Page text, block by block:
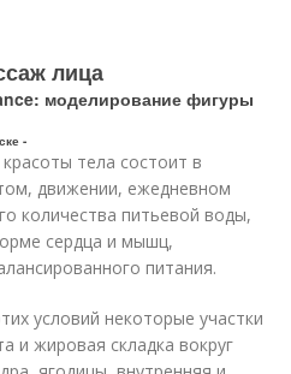
лица
моделирование фигуры
-
тела состоит в
движении, ежедневном
количества питьевой воды,
сердца и мышц,
питания.
условий некоторые участки
и жировая складка вокруг